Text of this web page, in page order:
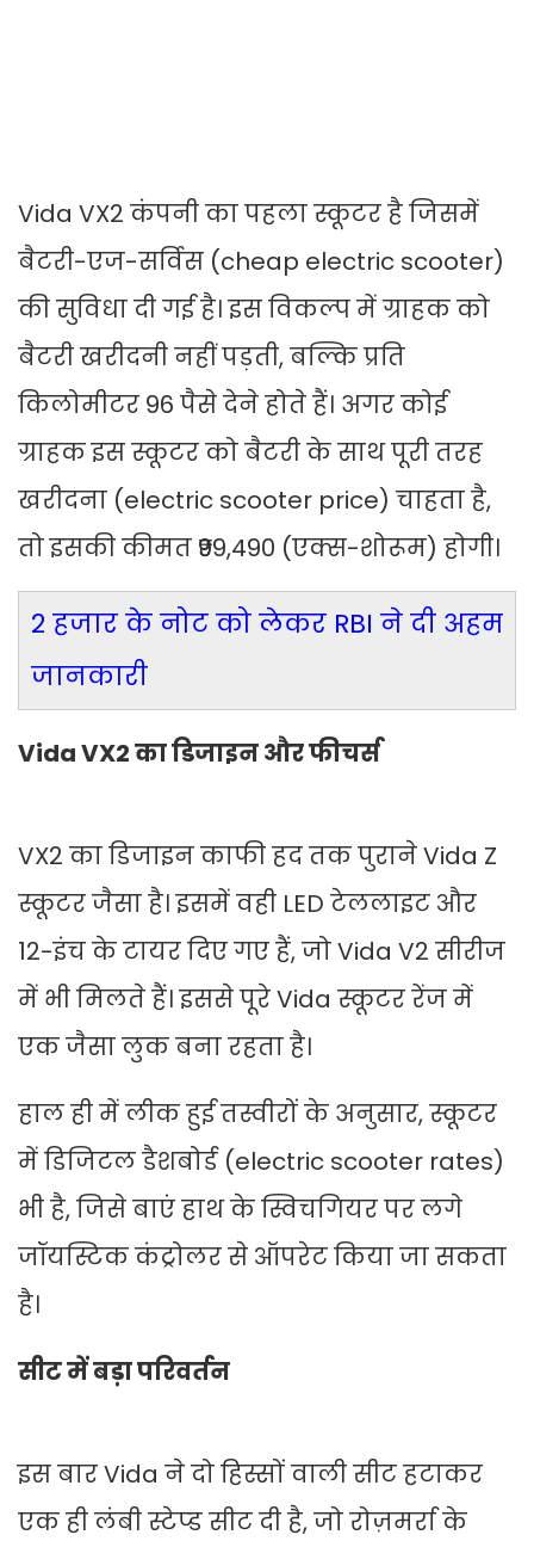
Vida VX2 कंपनी का पहला स्कूटर है जिसमें
बैटरी-एज-सर्विस (cheap electric scooter)
की सुविधा दी गई है। इस विकल्प में ग्राहक को
बैटरी खरीदनी नहीं पड़ती, बल्कि प्रति
किलोमीटर 96 पैसे देने होते हैं। अगर कोई
ग्राहक इस स्कूटर को बैटरी के साथ पूरी तरह
खरीदना (electric scooter price) चाहता है,
तो इसकी कीमत ₹99,490 (एक्स-शोरूम) होगी।
2 हजार के नोट को लेकर RBI ने दी अहम
जानकारी
Vida VX2 का डिजाइन और फीचर्स
VX2 का डिजाइन काफी हद तक पुराने Vida Z
स्कूटर जैसा है। इसमें वही LED टेललाइट और
12-इंच के टायर दिए गए हैं, जो Vida V2 सीरीज
में भी मिलते हैं। इससे पूरे Vida स्कूटर रेंज में
एक जैसा लुक बना रहता है।
हाल ही में लीक हुई तस्वीरों के अनुसार, स्कूटर
में डिजिटल डैशबोर्ड (electric scooter rates)
भी है, जिसे बाएं हाथ के स्विचगियर पर लगे
जॉयस्टिक कंट्रोलर से ऑपरेट किया जा सकता
है।
सीट में बड़ा परिवर्तन
इस बार Vida ने दो हिस्सों वाली सीट हटाकर
एक ही लंबी स्टेप्ड सीट दी है, जो रोज़मर्रा के